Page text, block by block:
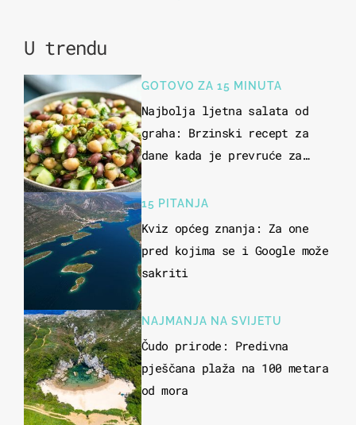
U trendu
GOTOVO ZA 15 MINUTA
Najbolja ljetna salata od
graha: Brzinski recept za
dane kada je prevruće za
15 PITANJA
Kviz općeg znanja: Za one
pred kojima se i Google može
sakriti
NAJMANJA NA SVIJETU
Čudo prirode: Predivna
pješčana plaža na 100 metara
od mora